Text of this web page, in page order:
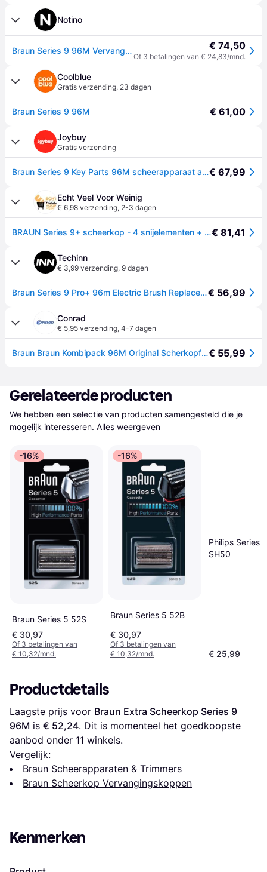
Notino
Braun Series 9 96M Vervangende Opzetstuk voor het Scheren met Elektrische Scheerapparaat 1 st € 74,50
Of 3 betalingen van € 24,83/mnd.
Coolblue
Gratis verzending, 23 dagen
Braun Series 9 96M € 61,00
Joybuy
Gratis verzending
Braun Series 9 Key Parts 96M scheerapparaat accessoires - 1 stuk - cassettevervanging - voor Braun Series 9-scheerapparaten€ 67,99
Echt Veel Voor Weinig
€ 6,98 verzending, 2-3 dagen
BRAUN Series 9+ scheerkop - 4 snijelementen + precisietrimmer - 100% made in Germany€ 81,41
Techinn
€ 3,99 verzending, 9 dagen
Braun Series 9 Pro+ 96m Electric Brush Replacement Zilver€ 56,99
Conrad
€ 5,95 verzending, 4-7 dagen
Braun Braun Kombipack 96M Original Scherkopf Scheerkop RVS, Zwart 1 stuk(s)€ 55,99
Gerelateerde producten
We hebben een selectie van producten samengesteld die je
mogelijk interesseren. Alles weergeven
-16%
Braun Series 5 52S
€ 30,97
Of 3 betalingen van
€ 10,32/mnd.
-16%
Braun Series 5 52B
€ 30,97
Of 3 betalingen van
€ 10,32/mnd.
Philips Series
SH50
€ 25,99
Productdetails
Laagste prijs voor Braun Extra Scheerkop Series 9
96M is € 52,24. Dit is momenteel het goedkoopste
aanbod onder 11 winkels.
Vergelijk:
Braun Scheerapparaten & Trimmers
Braun Scheerkop Vervangingskoppen
Kenmerken